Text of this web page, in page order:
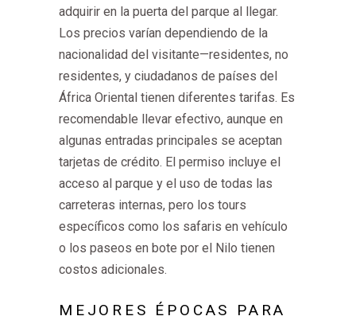
adquirir en la puerta del parque al llegar.
Los precios varían dependiendo de la
nacionalidad del visitante—residentes, no
residentes, y ciudadanos de países del
África Oriental tienen diferentes tarifas. Es
recomendable llevar efectivo, aunque en
algunas entradas principales se aceptan
tarjetas de crédito. El permiso incluye el
acceso al parque y el uso de todas las
carreteras internas, pero los tours
específicos como los safaris en vehículo
o los paseos en bote por el Nilo tienen
costos adicionales.
MEJORES ÉPOCAS PARA